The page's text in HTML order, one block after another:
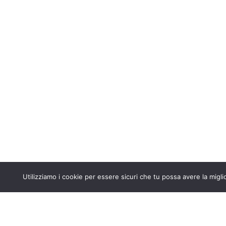
Utilizziamo i cookie per essere sicuri che tu possa avere la